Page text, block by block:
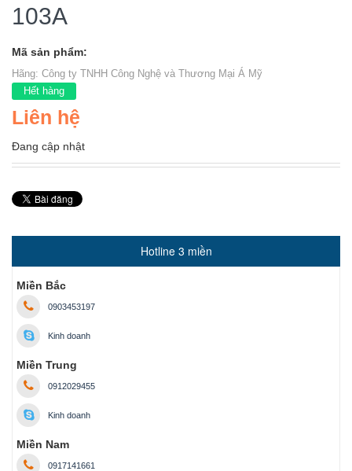
103A
Mã sản phẩm:
Hãng: Công ty TNHH Công Nghệ và Thương Mại Á Mỹ
Hết hàng
Liên hệ
Đang cập nhật
Hotline 3 miền
Miền Bắc
0903453197
Kinh doanh
Miền Trung
0912029455
Kinh doanh
Miền Nam
0917141661